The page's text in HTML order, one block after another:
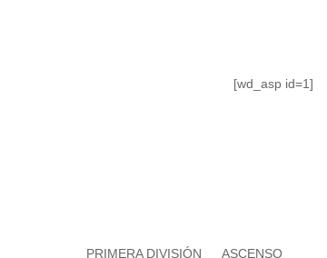
[wd_asp id=1]
PRIMERA DIVISIÓN
ASCENSO